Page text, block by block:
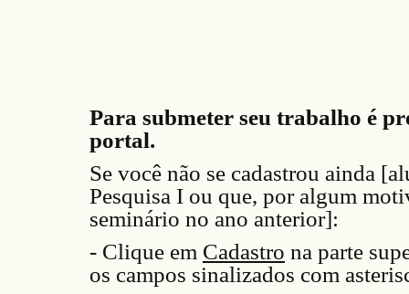
Para submeter seu trabalho é
portal.
Se você não se cadastrou ainda
Pesquisa I ou que, por algum
seminário no ano anterior]:
- Clique em Cadastro na parte
os campos sinalizados com